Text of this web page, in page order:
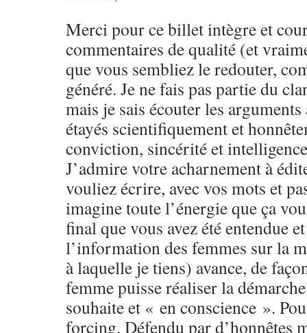
Merci pour ce billet intègre et
commentaires de qualité (et
que vous sembliez le redouter,
généré. Je ne fais pas partie du
mais je sais écouter les
étayés scientifiquement et
conviction, sincérité et
J’admire votre acharnement à
vouliez écrire, avec vos mots et
imagine toute l’énergie que ça
final que vous avez été entendue
l’information des femmes sur la
à laquelle je tiens) avance, de
femme puisse réaliser la
souhaite et « en conscience ».
forcing. Défendu par d’honnêtes